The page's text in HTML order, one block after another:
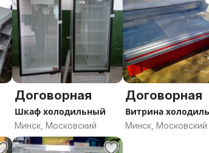
Договорная
Шкаф холодильный
Минск, Московский
Договорная
Витрина
Минск, Московский